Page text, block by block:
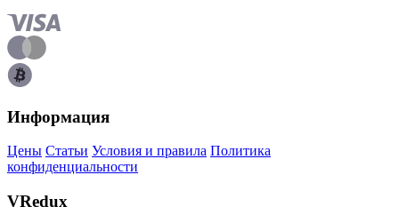
Информация
Цены Статьи Условия и правила Политика
конфиденциальности
VRedux